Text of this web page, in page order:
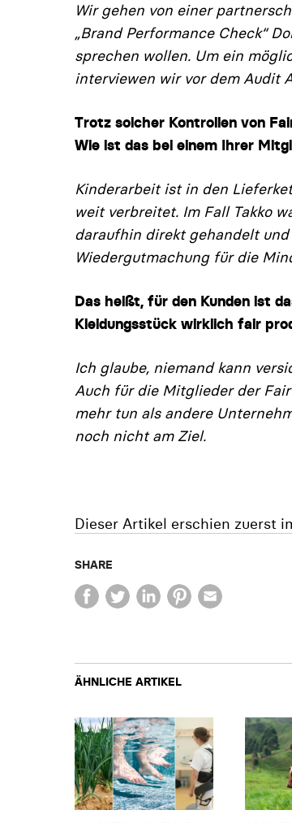
Wir gehen von einer
„Brand Performance Check“
sprechen wollen. Um ein
interviewen wir vor dem Audit
Trotz solcher Kontrollen von
Wie ist das bei einem Ihrer
Kinderarbeit ist in den
weit verbreitet. Im Fall Takko
daraufhin direkt gehandelt
Wiedergutmachung für die
Das heißt, für den Kunden ist
Kleidungsstück wirklich fair
Ich glaube, niemand kann
Auch für die Mitglieder der
mehr tun als andere
noch nicht am Ziel.
Dieser Artikel erschien zuerst
SHARE
ÄHNLICHE ARTIKEL